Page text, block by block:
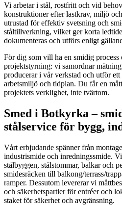
Vi arbetar i stål, rostfritt och vid
konstruktioner efter lastkrav, miljö
utrustad för effektiv svetsning och
ståltillverkning, vilket ger korta
dokumenteras och utförs enligt
För dig som vill ha en smidig
projektstyrning: vi samordnar
producerar i vår verkstad och utför
arbetsmiljö och tidplan. Du får en
projektets verklighet, inte tvärtom.
Smed i Botkyrka –
stålservice för bygg,
Vårt erbjudande spänner från
industrismide och inredningssmide.
stålbyggen, stålstommar, balkar och
smidesräcken till balkong/terrass/
ramper. Dessutom levererar vi
och säkerhetspartier för entréer och
staket för säkerhet och avgränsning.